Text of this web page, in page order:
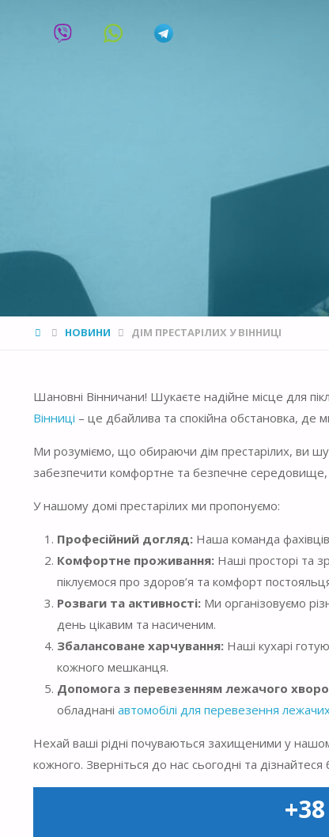
HOMEНОВИНИ ДІМ ПРЕСТАРІЛИХ У ВІННИЦІ
Шановні Вінничани! Шукаєте надійне місце для
Вінниці – це дбайлива та спокійна обстановка, де
Ми розуміємо, що обираючи дім престарілих, ви
забезпечити комфортне та безпечне
У нашому домі престарілих ми пропонуємо:
Професійний догляд: Наша команда
Комфортне проживання: Наші просторі та
піклуємося про здоров’я та комфорт
Розваги та активності: Ми організовуємо
день цікавим та насиченим.
Збалансоване харчування: Наші кухарі
кожного мешканця.
Допомога з перевезенням лежачого
обладнані автомобілі для перевезення
Нехай ваші рідні почуваються захищеними у
кожного. Зверніться до нас сьогодні та